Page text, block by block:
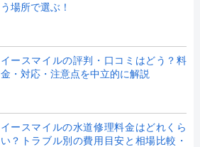
う場所で選ぶ！
イースマイルの評判・口コミはどう？料
金・対応・注意点を中立的に解説
イースマイルの水道修理料金はどれくら
い？トラブル別の費用目安と相場比較・